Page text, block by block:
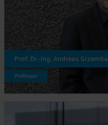
Prof. Dr.-Ing. Andreas Grzemba
Professor